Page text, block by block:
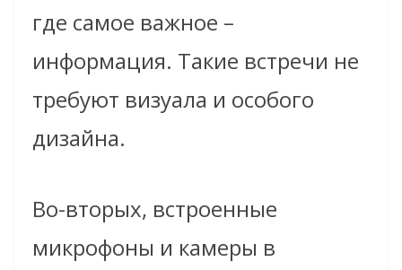
где самое важное –
информация. Такие встречи не
требуют визуала и особого
дизайна.
Во-вторых, встроенные
микрофоны и камеры в